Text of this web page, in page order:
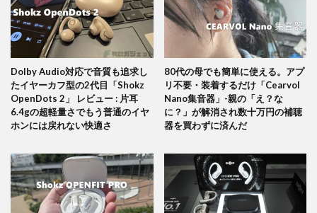
Dolby Audio対応で音質も追求し
たイヤーカフ型の2代目「Shokz
OpenDots 2」 レビュー : 片耳
6.4gの超軽量さでもう普通のイヤ
ホンには戻れない快適さ
80代の母でも簡単に使える。アプ
リ不要・装着するだけ「Cearvol
Nano集音器」-親の「え？な
に？」が解消され数十万円の補聴
器を買わずに済んだ